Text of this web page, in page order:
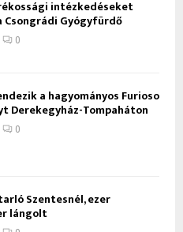
intézkedéseket
Gyógyfürdő
0
a hagyományos Furioso
Derekegyház-Tompaháton
0
Szentesnél, ezer
lángolt